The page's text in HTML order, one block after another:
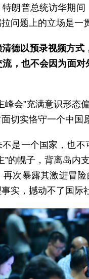
朗普总统访华期
问题上的立场是一
德以预录视频方
，也不会因为面
峰会”充满意识形态
切实恪守一个中国
是一个国家，也
的幌子，背离岛内
次暴露其激进冒
实，撼动不了国际